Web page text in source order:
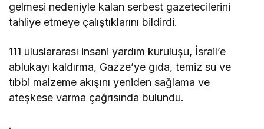
gelmesi nedeniyle kalan serbest gazetecilerini
tahliye etmeye çalıştıklarını bildirdi.
111 uluslararası insani yardım kuruluşu, İsrail’e
ablukayı kaldırma, Gazze’ye gıda, temiz su ve
tıbbi malzeme akışını yeniden sağlama ve
ateşkese varma çağrısında bulundu.